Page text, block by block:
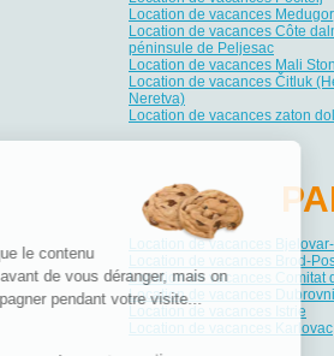
Location de vacances
Location de vacances Côte
péninsule de Peljesac
Location de vacances Mali Ston
Location de vacances Čitluk
Neretva)
Location de vacances zaton
Location de vacances
Location de vacances Brod-
Location de vacances Comitat
Location de vacances
Location de vacances Istrie
Location de vacances Karlovac
que le contenu
avant de vous déranger, mais on
pendant votre visite...